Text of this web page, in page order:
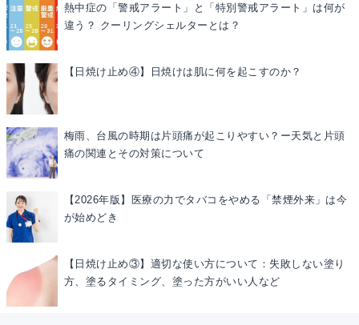
熱中症の「警戒アラート」と「特別警戒アラート」は何が
違う？ クーリングシェルターとは？
【日焼け止め④】日焼けは肌に何を起こすのか？
梅雨、台風の時期は片頭痛が起こりやすい？ー天気と片頭
痛の関連とその対策について
【2026年版】医療の力でタバコをやめる「禁煙外来」は今
が始めどき
【日焼け止め③】適切な使い方について：失敗しない塗り
方、塗るタイミング、塗った方がいい人など